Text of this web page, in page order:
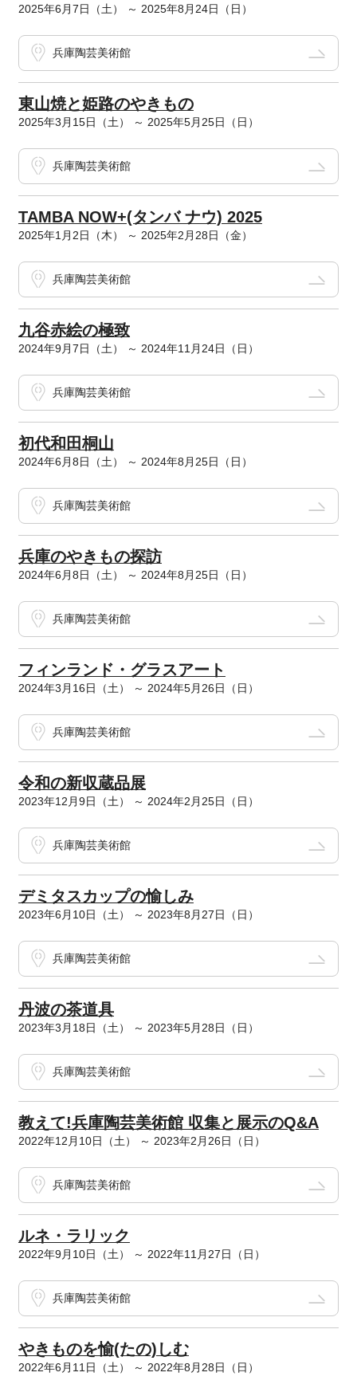
2025年6月7日（土） ～ 2025年8月24日（日）
兵庫陶芸美術館
東山焼と姫路のやきもの
2025年3月15日（土） ～ 2025年5月25日（日）
兵庫陶芸美術館
TAMBA NOW+(タンバ ナウ) 2025
2025年1月2日（木） ～ 2025年2月28日（金）
兵庫陶芸美術館
九谷赤絵の極致
2024年9月7日（土） ～ 2024年11月24日（日）
兵庫陶芸美術館
初代和田桐山
2024年6月8日（土） ～ 2024年8月25日（日）
兵庫陶芸美術館
兵庫のやきもの探訪
2024年6月8日（土） ～ 2024年8月25日（日）
兵庫陶芸美術館
フィンランド・グラスアート
2024年3月16日（土） ～ 2024年5月26日（日）
兵庫陶芸美術館
令和の新収蔵品展
2023年12月9日（土） ～ 2024年2月25日（日）
兵庫陶芸美術館
デミタスカップの愉しみ
2023年6月10日（土） ～ 2023年8月27日（日）
兵庫陶芸美術館
丹波の茶道具
2023年3月18日（土） ～ 2023年5月28日（日）
兵庫陶芸美術館
教えて!兵庫陶芸美術館 収集と展示のQ&A
2022年12月10日（土） ～ 2023年2月26日（日）
兵庫陶芸美術館
ルネ・ラリック
2022年9月10日（土） ～ 2022年11月27日（日）
兵庫陶芸美術館
やきものを愉(たの)しむ
2022年6月11日（土） ～ 2022年8月28日（日）